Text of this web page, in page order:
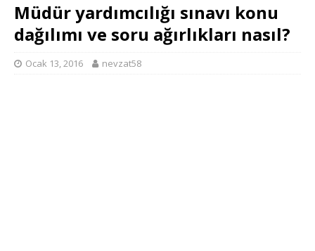
Müdür yardımcılığı sınavı konu
dağılımı ve soru ağırlıkları nasıl?
Ocak 13, 2016 nevzat58